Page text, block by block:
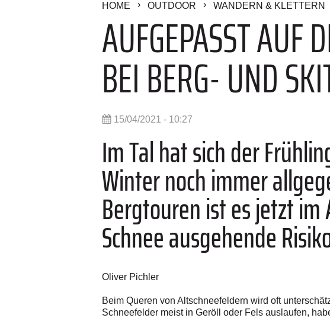
HOME OUTDOOR WANDERN & KLETTERN
AUFGEPASST AUF
BEI BERG- UND
15/04/2021 - 10:27
Im Tal hat sich der
Winter noch immer
Bergtouren ist es jetzt im
Schnee ausgehende
Oliver Pichler
Beim Queren von Altschneefeldern wird oft
Schneefelder meist in Geröll oder Fels auslaufen,